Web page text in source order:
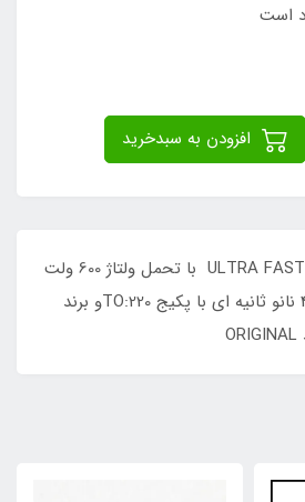
RHRP3060 یک دیود اULTRA FAST با تحمل ولتاژ 600 ولت
و 30 امپری با زمان 45 نانو ثانیه ای با پکیج TO:220و برند